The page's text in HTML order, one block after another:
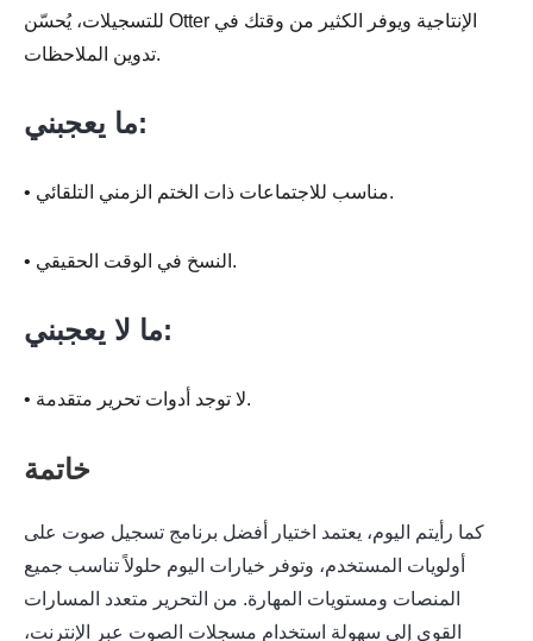
للتسجيلات، يُحسّن Otter الإنتاجية ويوفر الكثير من وقتك في
تدوين الملاحظات.
ما يعجبني:
• مناسب للاجتماعات ذات الختم الزمني التلقائي.
• النسخ في الوقت الحقيقي.
ما لا يعجبني:
• لا توجد أدوات تحرير متقدمة.
خاتمة
كما رأيتم اليوم، يعتمد اختيار أفضل برنامج تسجيل صوت على
أولويات المستخدم، وتوفر خيارات اليوم حلولاً تناسب جميع
المنصات ومستويات المهارة. من التحرير متعدد المسارات
القوي إلى سهولة استخدام مسجلات الصوت عبر الإنترنت،